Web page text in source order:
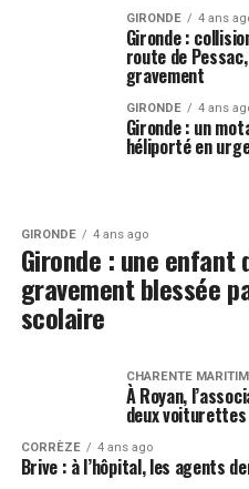
GIRONDE 4 ans
Gironde :
route de
gravement
GIRONDE 4 ans
Gironde : un
héliporté en
GIRONDE 4 ans ago
Gironde : une enfant
gravement blessée
scolaire
CHARENTE
À Royan,
deux
CORRÈZE 4 ans ago
Brive : à l’hôpital, les agents